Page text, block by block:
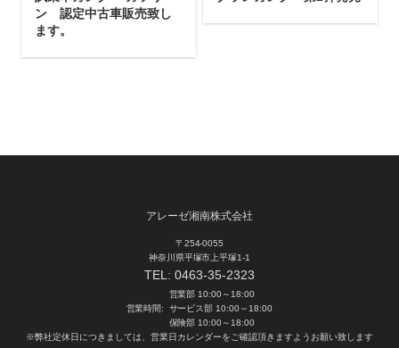
ン 認定中古車販売致し
ます。
アレーゼ湘南株式会社
〒254-0055
神奈川県平塚市上平塚1-1
TEL:0463-35-2323
営業時間:
営業部 10:00～18:00
サービス部 10:00～18:00
保険部 10:00～18:00
※弊社定休日につきましては、営業日カレンダーをご確認頂きますようお願い致します